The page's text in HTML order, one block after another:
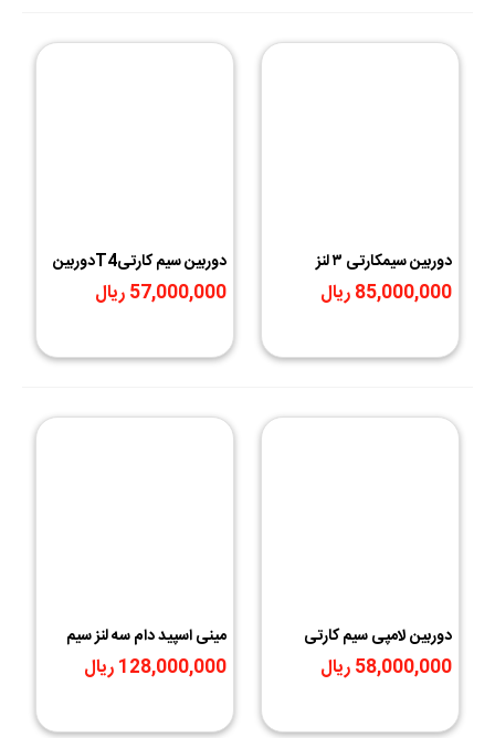
دوربین سیمکارتی ۳ لنز
چرخشی بدون نقطه کور
V380 Pro
85,000,000 ریال
دوربین سیم کارتیT4دوربین
بیسیم پایه مگنتی سیمکارتی
O-Kamمدل T4
57,000,000 ریال
دوربین لامپی سیم کارتی
چرخشی 3مگاپیکسل اوکم پرو
O-KAM PRO
58,000,000 ریال
مینی اسپید دام سه لنز سیم
کارتی سولار (پنل خورشیدی)
3مگاپیکسل اوکم پرو O-KAM
128,000,000 ریال